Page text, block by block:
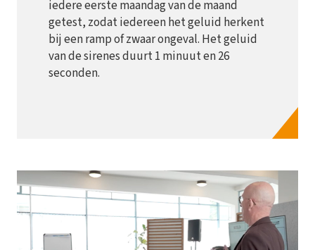
iedere eerste maandag van de maand
getest, zodat iedereen het geluid herkent
bij een ramp of zwaar ongeval. Het geluid
van de sirenes duurt 1 minuut en 26
seconden.